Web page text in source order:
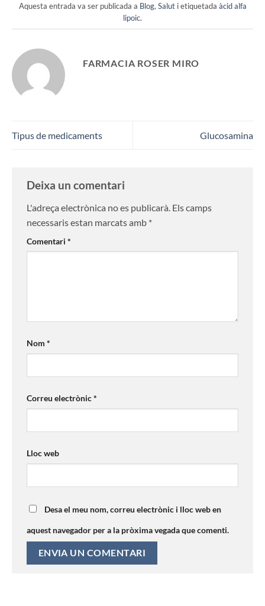
Aquesta entrada va ser publicada a Blog, Saluti etiquetada àcid alfa
lipoic.
FARMACIA ROSER MIRO
Tipus de medicaments Glucosamina
Deixa un comentari
L'adreça electrònica no es publicarà. Els camps
necessaris estan marcats amb *
Comentari *
Nom *
Correu electrònic*
Lloc web
Desa el meu nom, correu electrònic i lloc web en
aquest navegador per a la pròxima vegada que comenti.